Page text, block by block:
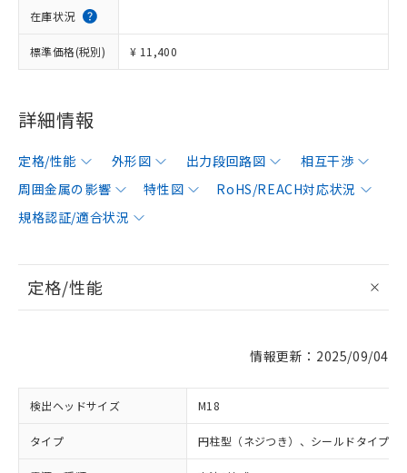
在庫状況
標準価格(税別) ¥ 11,400
詳細情報
定格/性能 外形図 出力段回路図
相互干渉
周囲金属の影響
特性図
RoHS/REACH対応状況
規格認証/適合状況
定格/性能
情報更新：2025/09/04
検出ヘッドサイズ M18
タイプ 円柱型（ネジつき）、シールドタイプ、